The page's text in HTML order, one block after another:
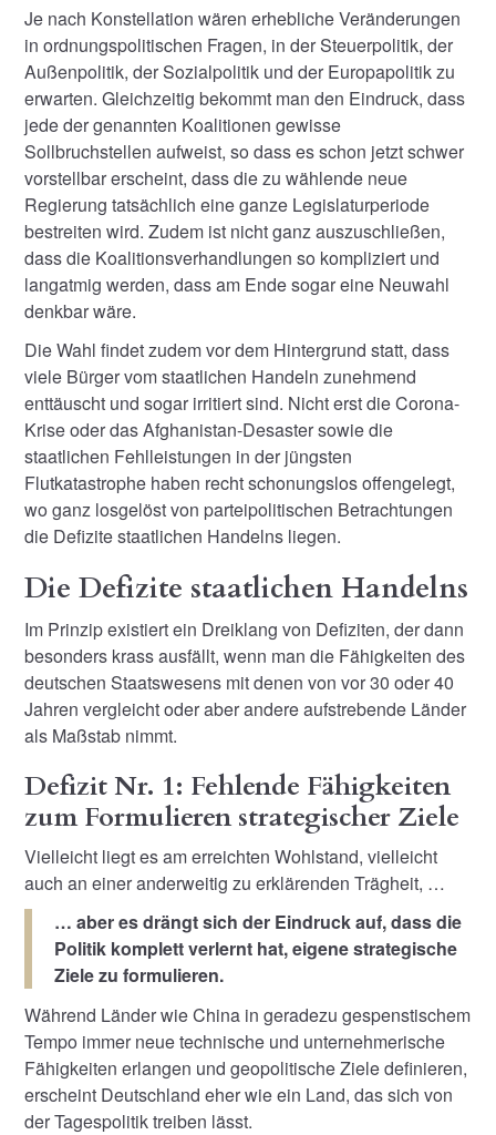
Je nach Konstellation wären erhebliche Veränderungen
in ordnungspolitischen Fragen, in der Steuerpolitik, der
Außenpolitik, der Sozialpolitik und der Europapolitik zu
erwarten. Gleichzeitig bekommt man den Eindruck, dass
jede der genannten Koalitionen gewisse
Sollbruchstellen aufweist, so dass es schon jetzt schwer
vorstellbar erscheint, dass die zu wählende neue
Regierung tatsächlich eine ganze Legislaturperiode
bestreiten wird. Zudem ist nicht ganz auszuschließen,
dass die Koalitionsverhandlungen so kompliziert und
langatmig werden, dass am Ende sogar eine Neuwahl
denkbar wäre.
Die Wahl findet zudem vor dem Hintergrund statt, dass
viele Bürger vom staatlichen Handeln zunehmend
enttäuscht und sogar irritiert sind. Nicht erst die Corona-
Krise oder das Afghanistan-Desaster sowie die
staatlichen Fehlleistungen in der jüngsten
Flutkatastrophe haben recht schonungslos offengelegt,
wo ganz losgelöst von parteipolitischen Betrachtungen
die Defizite staatlichen Handelns liegen.
Die Defizite staatlichen Handelns
Im Prinzip existiert ein Dreiklang von Defiziten, der dann
besonders krass ausfällt, wenn man die Fähigkeiten des
deutschen Staatswesens mit denen von vor 30 oder 40
Jahren vergleicht oder aber andere aufstrebende Länder
als Maßstab nimmt.
Defizit Nr. 1: Fehlende Fähigkeiten
zum Formulieren strategischer Ziele
Vielleicht liegt es am erreichten Wohlstand, vielleicht
auch an einer anderweitig zu erklärenden Trägheit, …
… aber es drängt sich der Eindruck auf, dass die
Politik komplett verlernt hat, eigene strategische
Ziele zu formulieren.
Während Länder wie China in geradezu gespenstischem
Tempo immer neue technische und unternehmerische
Fähigkeiten erlangen und geopolitische Ziele definieren,
erscheint Deutschland eher wie ein Land, das sich von
der Tagespolitik treiben lässt.